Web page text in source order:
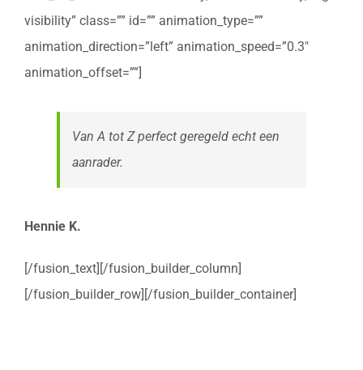
visibility” class=”” id=”” animation_type=””
animation_direction=”left” animation_speed=”0.3″
animation_offset=””]
Van A tot Z perfect geregeld echt een
aanrader.
Hennie K.
[/fusion_text][/fusion_builder_column]
[/fusion_builder_row][/fusion_builder_container]